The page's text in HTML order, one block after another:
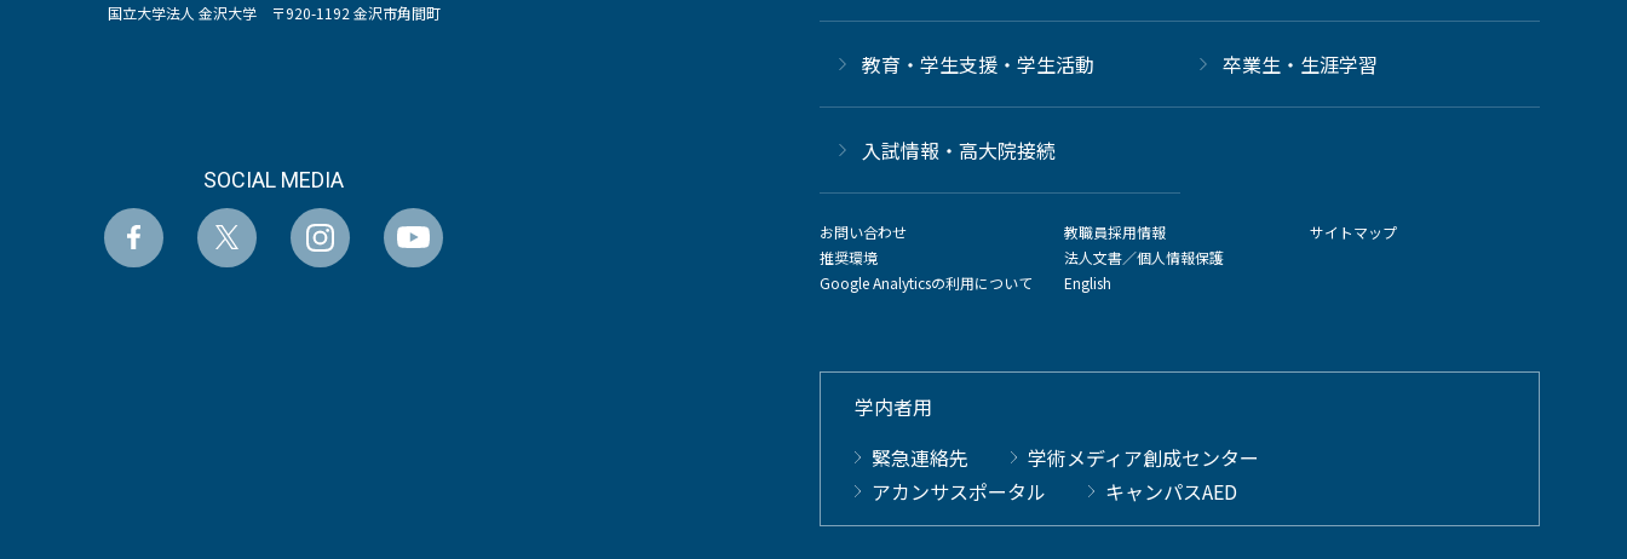
国立大学法人 金沢大学 〒920-1192 金沢市角間町
SOCIAL MEDIA
教育・学生支援・学生活動 卒業生・生涯学習
⼊試情報・高大院接続
お問い合わせ
推奨環境
Google Analyticsの利用について
教職員採用情報
法人文書／個人情報保護
English
サイトマップ
学内者用
緊急連絡先
学術メディア創成センター
アカンサスポータル
キャンパスAED